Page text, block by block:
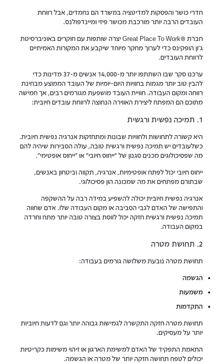
חדרי כושר והפסקות למדיטציה במשרד הם נחמדים, אבל רווחת
העובדים הרבה יותר מורכבת מכושר פיזי ומיינדפולנס.
חברת Great Place To Work®‎ יצרה שותפות עם חוקרים באוניברסיטת
ג'ון הופקינס כדי לערוך מחקר מיוחד שיקבע את המקורות האמיתיים
לרווחת העובדים.
ערכנו סקר שבו השתתפו יותר מ-14,000 אנשים מ-37 מדינות כדי
להבין טוב יותר מגמות בחוויות היום-יומיות של העובד הממוצע מבחינת
רווחה ומקום העבודה. חוויית העובד מושפעת מגורמים רבים, אך חמישה
מתוכם הם המפתח ליצירת האווירה הנחוצה לרווחת עובדים חיובית:
1. תמיכה נפשית ורגשית
היא קשורה לתחושות ולחוויות שבונות ומתחזקות אנרגיה נפשית חיובית.
כשלעובדים יש תמיכה נפשית ורגשית טובה, עולה הסבירות שיהיה להם
מה שפסיכולוגים מכנים סגנון של "ייחוס חיובי" או "ייחוס אופטימי".
ייחוס חיובי יכול לפתח אופטימיות, אנרגיה, תקווה וביטחון באנשים,
שבתורם מפתחים את מה שמכונה הון פסיכולוגי.
אנרגיה נפשית חיובית יכולה להשפיע במידה רבה על ההשקפה
והתפישה של האדם לגבי הסביבה או מקום העבודה שלו. אדם שחווה
תמיכה נפשית ורגשית חזקה יכול לווסת בצורה טובה יותר מתח וחרדה
במקום העבודה.
2. תחושת מטרה
תחושת מטרה נובעת משלושה גורמים בעבודה:
הגשמה
משמעות
התקדמות
תחושת מטרה חזקה התקשרה לגמישות גבוהה יותר וגם לדעות חיוביות
יותר על מעסיקים.
התאמת התפקיד של האדם למשימת הארגון או זיהוי משימות כקריטיות
יכולים לטפח תחושה חזקה יותר של מטרה או הגשמה.